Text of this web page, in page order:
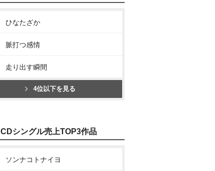
ひなたざか
脈打つ感情
走り出す瞬間
4位以下を見る
CDシングル売上TOP3作品
ソンナコトナイヨ